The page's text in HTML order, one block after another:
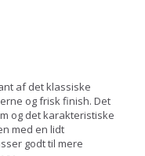
af det klassiske
og frisk finish. Det
og det karakteristiske
med en lidt
godt til mere